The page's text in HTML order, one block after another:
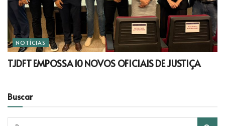
NOTÍCIAS
TJDFT EMPOSSA 10 NOVOS OFICIAIS DE JUSTIÇA
Buscar